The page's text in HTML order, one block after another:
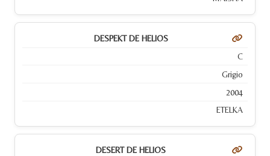
DESPEKT DE HELIOS
C
Grigio
2004
ETELKA
DESERT DE HELIOS